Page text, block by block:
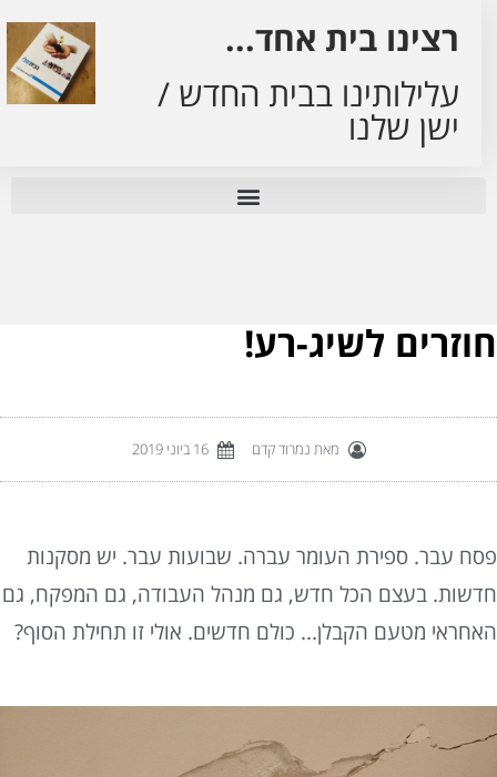
רצינו בית אחד...
עלילותינו בבית החדש /
ישן שלנו
לשיג-רע!
מאתנמרוד קדם 16 ביוני 2019
עבר. ספירת העומר עברה. שבועות עבר. יש מסקנות
בעצם הכל חדש, גם מנהל העבודה, גם המפקח, גם
מטעם הקבלן... כולם חדשים. אולי זו תחילת הסוף?